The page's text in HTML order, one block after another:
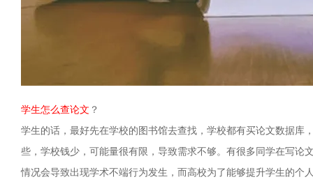
学生怎么查论文 ？
学生的话，最好先在学校的图书馆去查找，学校都有买论文数据
些，学校钱少，可能量很有限，导致需求不够。有很多同学在写
情况会导致出现学术不端行为发生，而高校为了能够提升学生的